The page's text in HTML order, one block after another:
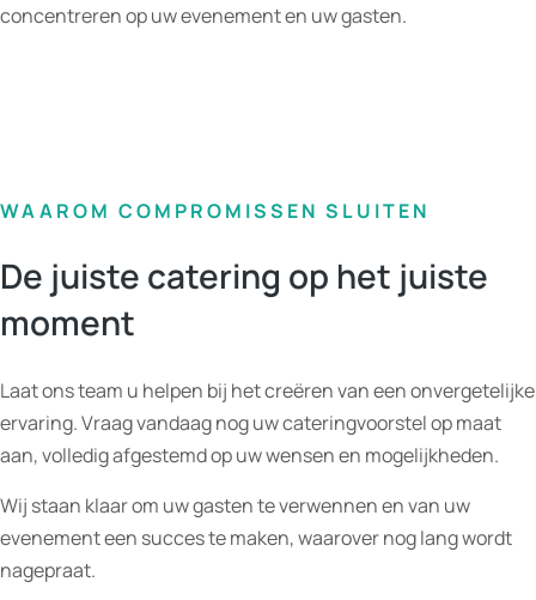
concentreren op uw evenement en uw gasten.
WAAROM COMPROMISSEN SLUITEN
De juiste catering op het juiste
moment
Laat ons team u helpen bij het creëren van een onvergetelijke
ervaring. Vraag vandaag nog uw cateringvoorstel op maat
aan, volledig afgestemd op uw wensen en mogelijkheden.
Wij staan klaar om uw gasten te verwennen en van uw
evenement een succes te maken, waarover nog lang wordt
nagepraat.